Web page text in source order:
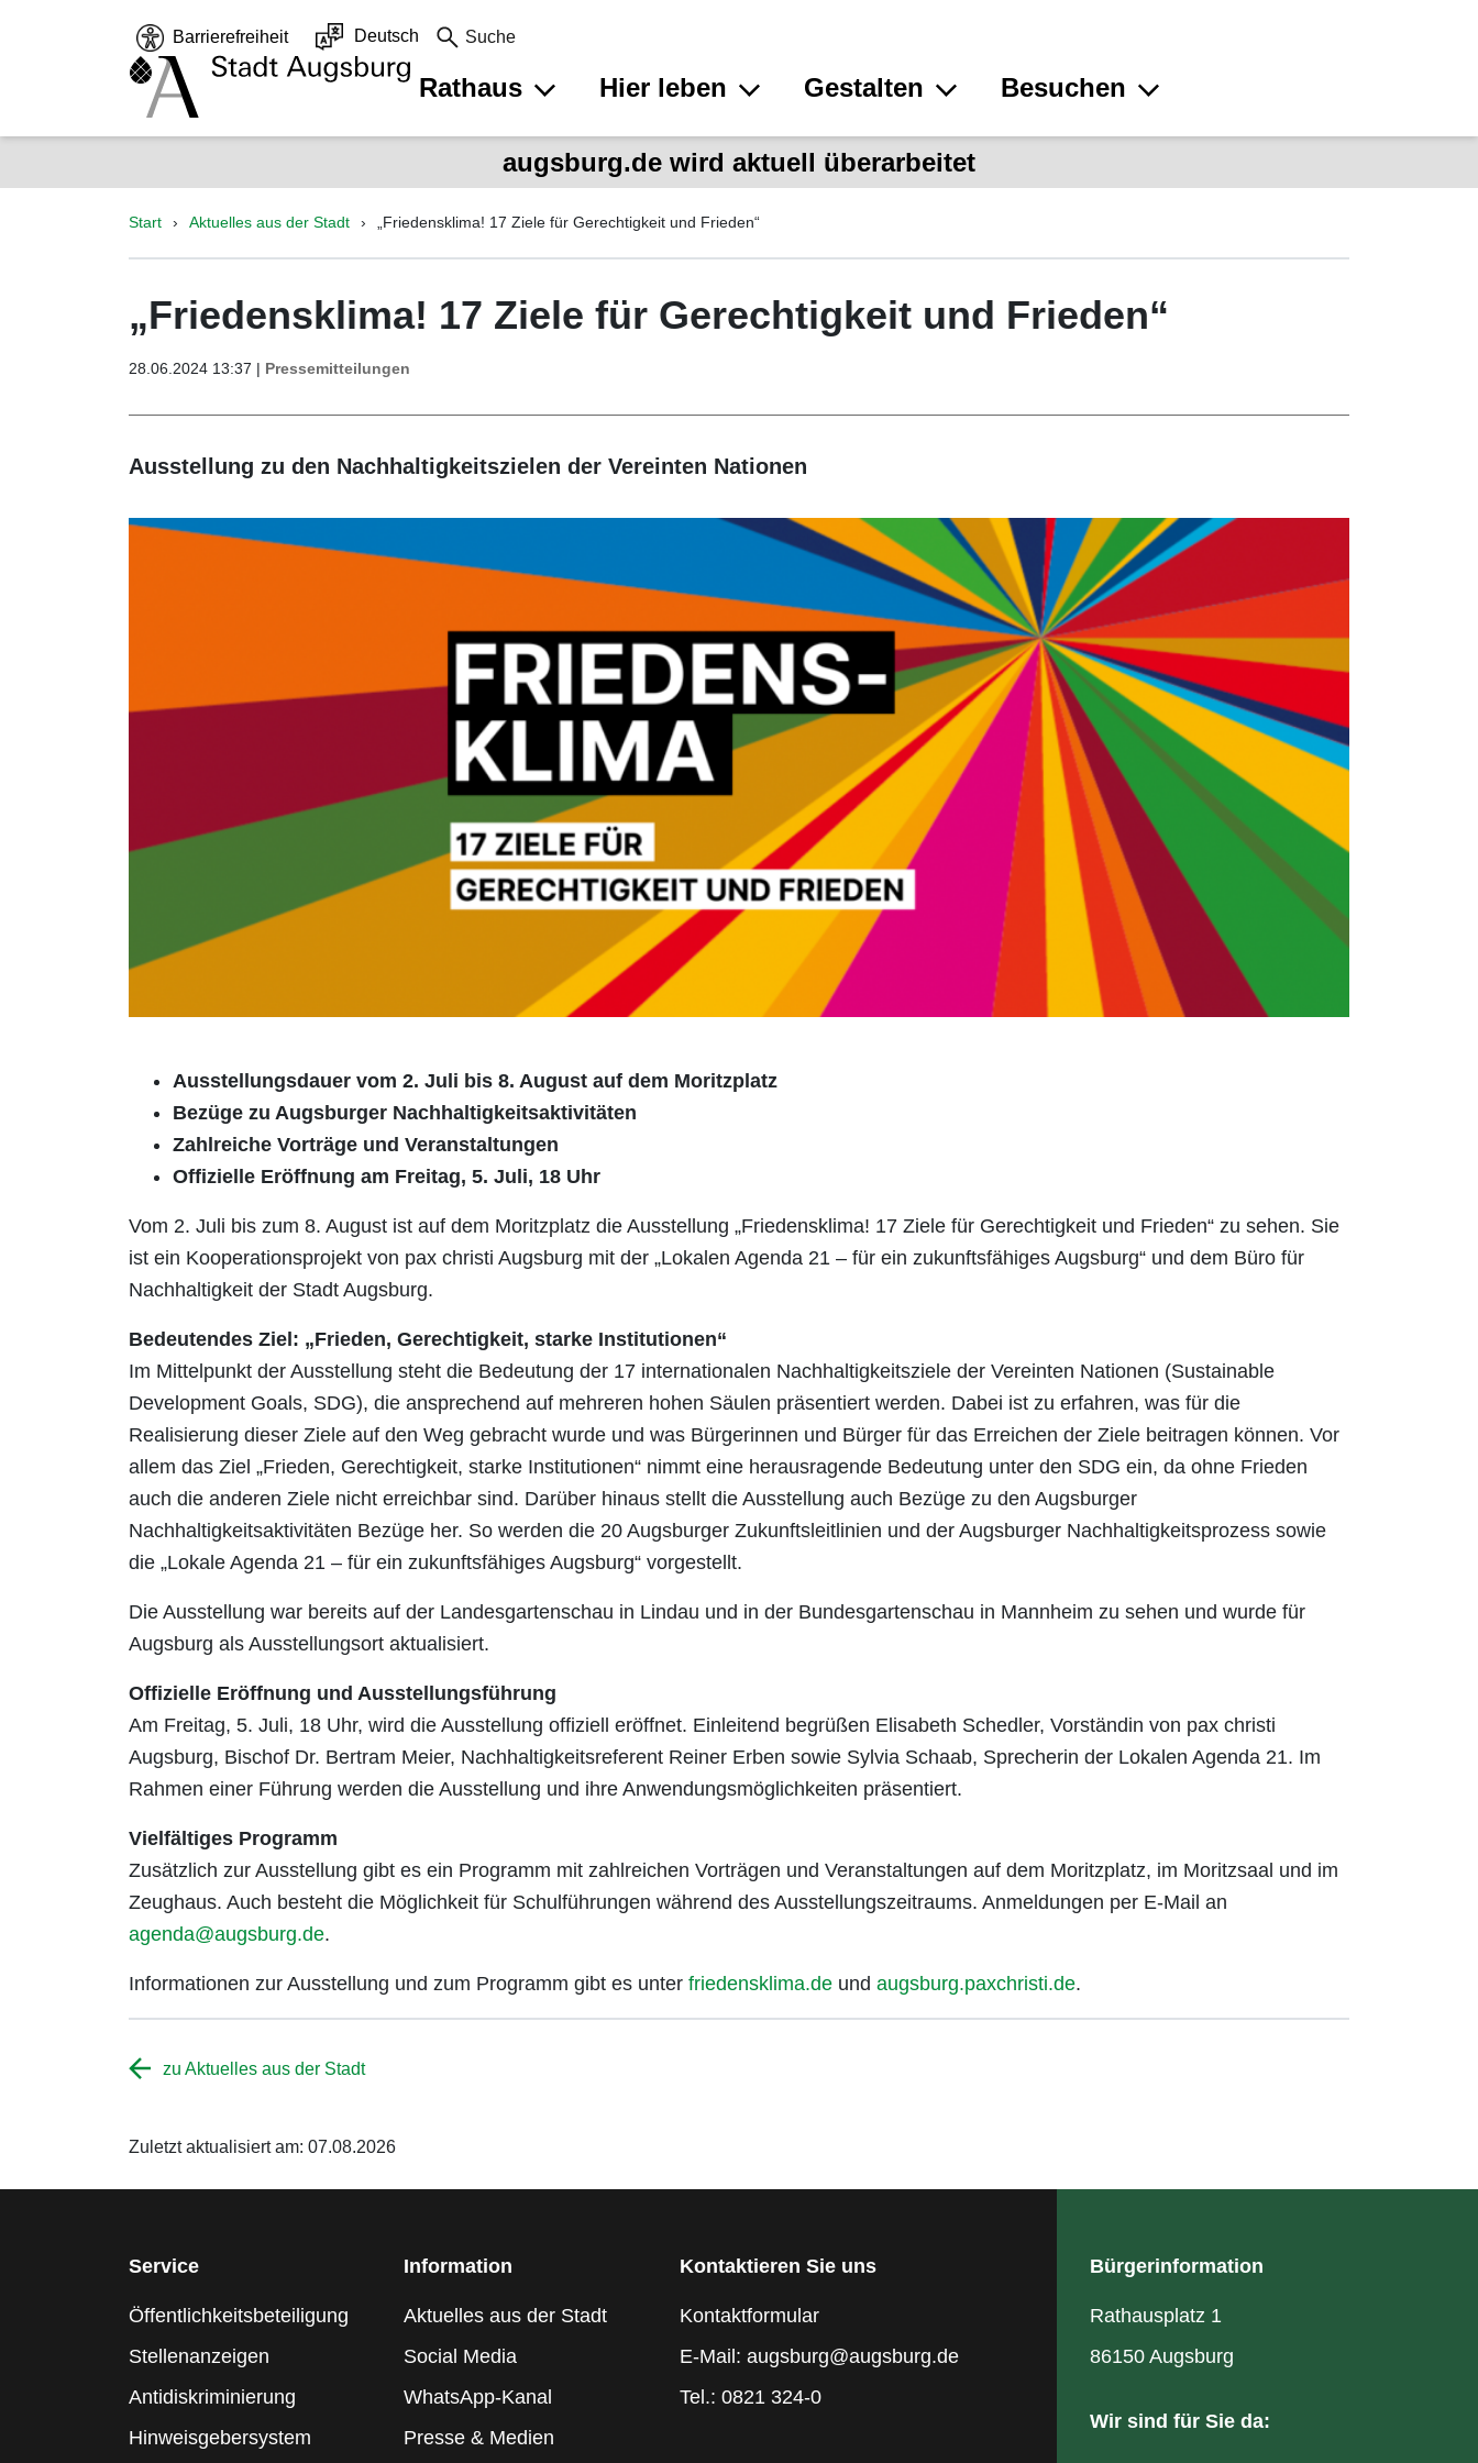
Barrierefreiheit Deutsch Suche
Rathaus Hier leben Gestalten Besuchen
augsburg.de wird aktuell überarbeitet
Start Aktuelles aus der Stadt „Friedensklima! 17 Ziele für Gerechtigkeit und Frieden“
„Friedensklima! 17 Ziele für Gerechtigkeit und Frieden“
28.06.2024 13:37 | Pressemitteilungen
Ausstellung zu den Nachhaltigkeitszielen der Vereinten Nationen
Ausstellungsdauer vom 2. Juli bis 8. August auf dem Moritzplatz
Bezüge zu Augsburger Nachhaltigkeitsaktivitäten
Zahlreiche Vorträge und Veranstaltungen
Offizielle Eröffnung am Freitag, 5. Juli, 18 Uhr
Vom 2. Juli bis zum 8. August ist auf dem Moritzplatz die Ausstellung „Friedensklima! 17 Ziele für Gerechtigkeit und Frieden“ zu sehen. Sie
ist ein Kooperationsprojekt von pax christi Augsburg mit der „Lokalen Agenda 21 – für ein zukunftsfähiges Augsburg“ und dem Büro für
Nachhaltigkeit der Stadt Augsburg.
Bedeutendes Ziel: „Frieden, Gerechtigkeit, starke Institutionen“
Im Mittelpunkt der Ausstellung steht die Bedeutung der 17 internationalen Nachhaltigkeitsziele der Vereinten Nationen (Sustainable
Development Goals, SDG), die ansprechend auf mehreren hohen Säulen präsentiert werden. Dabei ist zu erfahren, was für die
Realisierung dieser Ziele auf den Weg gebracht wurde und was Bürgerinnen und Bürger für das Erreichen der Ziele beitragen können. Vor
allem das Ziel „Frieden, Gerechtigkeit, starke Institutionen“ nimmt eine herausragende Bedeutung unter den SDG ein, da ohne Frieden
auch die anderen Ziele nicht erreichbar sind. Darüber hinaus stellt die Ausstellung auch Bezüge zu den Augsburger
Nachhaltigkeitsaktivitäten Bezüge her. So werden die 20 Augsburger Zukunftsleitlinien und der Augsburger Nachhaltigkeitsprozess sowie
die „Lokale Agenda 21 – für ein zukunftsfähiges Augsburg“ vorgestellt.
Die Ausstellung war bereits auf der Landesgartenschau in Lindau und in der Bundesgartenschau in Mannheim zu sehen und wurde für
Augsburg als Ausstellungsort aktualisiert.
Offizielle Eröffnung und Ausstellungsführung
Am Freitag, 5. Juli, 18 Uhr, wird die Ausstellung offiziell eröffnet. Einleitend begrüßen Elisabeth Schedler, Vorständin von pax christi
Augsburg, Bischof Dr. Bertram Meier, Nachhaltigkeitsreferent Reiner Erben sowie Sylvia Schaab, Sprecherin der Lokalen Agenda 21. Im
Rahmen einer Führung werden die Ausstellung und ihre Anwendungsmöglichkeiten präsentiert.
Vielfältiges Programm
Zusätzlich zur Ausstellung gibt es ein Programm mit zahlreichen Vorträgen und Veranstaltungen auf dem Moritzplatz, im Moritzsaal und im
Zeughaus. Auch besteht die Möglichkeit für Schulführungen während des Ausstellungszeitraums. Anmeldungen per E-Mail an
agenda@augsburg.de.
Informationen zur Ausstellung und zum Programm gibt es unter friedensklima.de und augsburg.paxchristi.de.
zu Aktuelles aus der Stadt
Zuletzt aktualisiert am: 07.08.2026
Service
Öffentlichkeitsbeteiligung
Stellenanzeigen
Antidiskriminierung
Hinweisgebersystem
Information
Aktuelles aus der Stadt
Social Media
WhatsApp-Kanal
Presse & Medien
Kontaktieren Sie uns
Kontaktformular
E-Mail: augsburg@augsburg.de
Tel.: 0821 324-0
Bürgerinformation
Rathausplatz 1
86150 Augsburg
Wir sind für Sie da: